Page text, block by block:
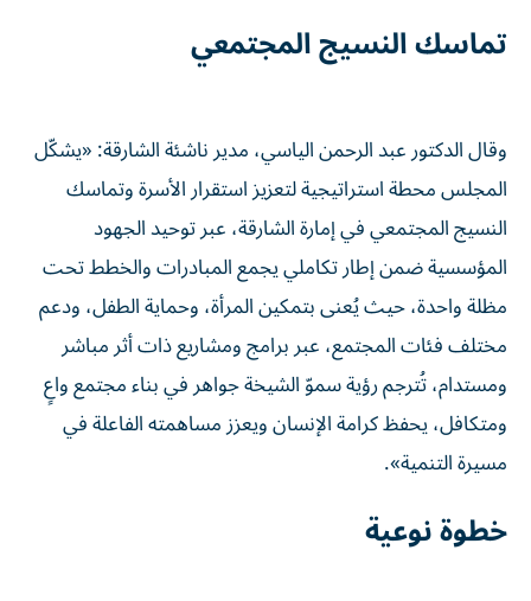
تماسك النسيج المجتمعي
وقال الدكتور عبد الرحمن الياسي، مدير ناشئة الشارقة: «يشكّل
المجلس محطة استراتيجية لتعزيز استقرار الأسرة وتماسك
النسيج المجتمعي في إمارة الشارقة، عبر توحيد الجهود
المؤسسية ضمن إطار تكاملي يجمع المبادرات والخطط تحت
مظلة واحدة، حيث يُعنى بتمكين المرأة، وحماية الطفل، ودعم
مختلف فئات المجتمع، عبر برامج ومشاريع ذات أثر مباشر
ومستدام، تُترجم رؤية سموّ الشيخة جواهر في بناء مجتمع واعٍ
ومتكافل، يحفظ كرامة الإنسان ويعزز مساهمته الفاعلة في
مسيرة التنمية».
خطوة نوعية